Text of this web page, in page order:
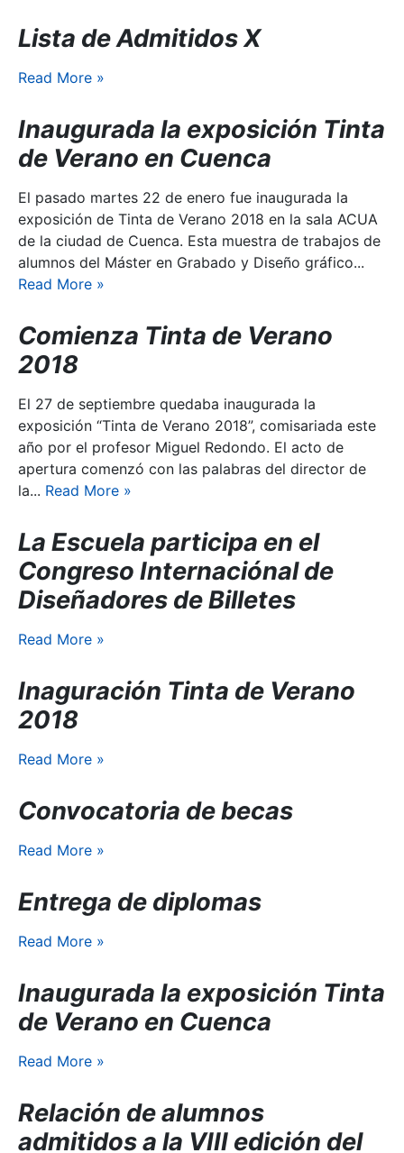
Lista de Admitidos X
Read More »
Inaugurada la exposición Tinta
de Verano en Cuenca
El pasado martes 22 de enero fue inaugurada la
exposición de Tinta de Verano 2018 en la sala ACUA
de la ciudad de Cuenca. Esta muestra de trabajos de
alumnos del Máster en Grabado y Diseño gráfico...
Read More »
Comienza Tinta de Verano
2018
El 27 de septiembre quedaba inaugurada la
exposición “Tinta de Verano 2018”, comisariada este
año por el profesor Miguel Redondo. El acto de
apertura comenzó con las palabras del director de
la... Read More »
La Escuela participa en el
Congreso Internaciónal de
Diseñadores de Billetes
Read More »
Inaguración Tinta de Verano
2018
Read More »
Convocatoria de becas
Read More »
Entrega de diplomas
Read More »
Inaugurada la exposición Tinta
de Verano en Cuenca
Read More »
Relación de alumnos
admitidos a la VIII edición del